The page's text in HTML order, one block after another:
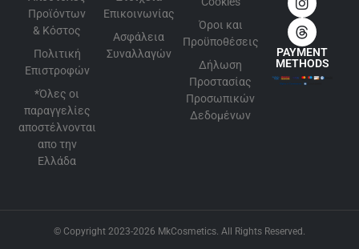
Προϊόντων
& Κόστος
Πολιτική
Επιστροφών
*Όλες οι
παραγγελίες
αποστέλνονται
απο την
Ελλάδα
Επικοινωνίας
Ασφάλεια
Συναλλαγών
Όροι και
Προϋποθέσεις
Δήλωση
Προστασίας
Προσωπικών
Δεδομένων
PAYMENT
METHODS
© Copyright 2023-2026 MkCosmetics. All Rights Reserved.